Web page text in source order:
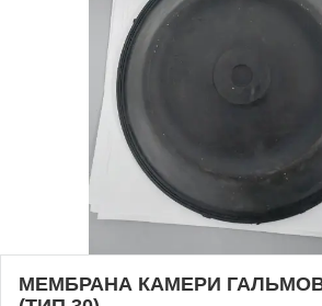
МЕМБРАНА КАМЕРИ